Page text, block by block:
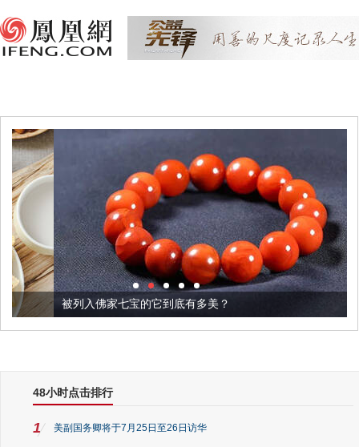
被列入佛家七宝的它到底有多美？
48小时点击排行
1 美副国务卿将于7月25日至26日访华